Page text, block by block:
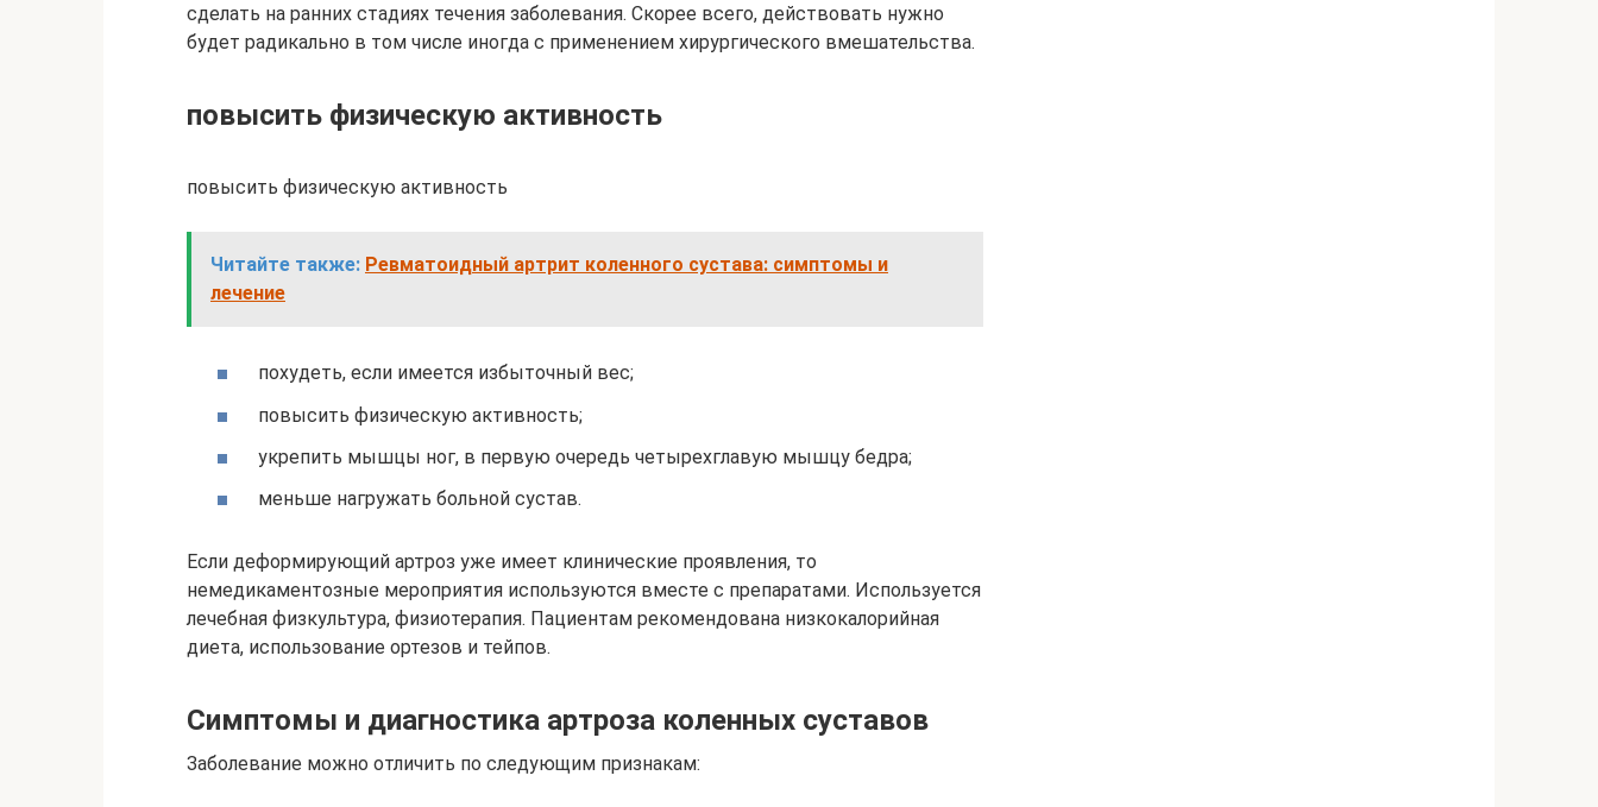
сделать на ранних стадиях течения заболевания. Скорее всего, действовать нужно
будет радикально в том числе иногда с применением хирургического вмешательства.
повысить физическую активность
повысить физическую активность
Читайте также: Ревматоидный артрит коленного сустава: симптомы и
лечение
похудеть, если имеется избыточный вес;
повысить физическую активность;
укрепить мышцы ног, в первую очередь четырехглавую мышцу бедра;
меньше нагружать больной сустав.
Если деформирующий артроз уже имеет клинические проявления, то
немедикаментозные мероприятия используются вместе с препаратами. Используется
лечебная физкультура, физиотерапия. Пациентам рекомендована низкокалорийная
диета, использование ортезов и тейпов.
Симптомы и диагностика артроза коленных суставов
Заболевание можно отличить по следующим признакам: